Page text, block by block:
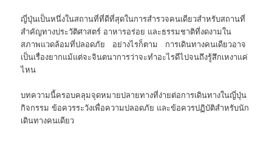
ญี่ปุ่นเป็นหนึ่งในสถานที่ที่ดีที่สุดในการสำรวจคนเดียวสำหรับสถานที่
สำคัญทางประวัติศาสตร์ อาหารอร่อย และธรรมชาติที่งดงามใน
สภาพแวดล้อมที่ปลอดภัย อย่างไรก็ตาม การเดินทางคนเดียวอาจ
เป็นเรื่องยากแม้แต่จะจินตนาการว่าจะทำอะไรดีไปจนถึงรู้สึกเหงาแค่
ไหน
บทความนี้ครอบคลุมจุดหมายปลายทางที่ง่ายต่อการเดินทางในญี่ปุ่น
กิจกรรม ข้อควรระวังเพื่อความปลอดภัย และข้อควรปฏิบัติสำหรับนัก
เดินทางคนเดียว